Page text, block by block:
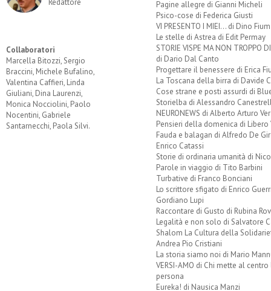
Collaboratori
Marcella Bitozzi, Sergio
Braccini, Michele Bufalino,
Valentina Caffieri, Linda
Giuliani, Dina Laurenzi,
Monica Nocciolini, Paolo
Nocentini, Gabriele
Santarnecchi, Paola Silvi.
Pagine allegre di Gianni Micheli
Psico-cose di Federica Giusti
VI PRESENTO I MIEI... di Dino
Le stelle di Astrea di Edit Permay
STORIE VISPE MA NON TROPPO
di Dario Dal Canto
Progettare il benessere di Erica
La Toscana della birra di Davide
Cose strane e posti assurdi di
Storielba di Alessandro
NEURONEWS di Alberto Arturo
Pensieri della domenica di Libero
Fauda e balagan di Alfredo De
Enrico Catassi
Storie di ordinaria umanità di
Parole in viaggio di Tito Barbini
Turbative di Franco Bonciani
Lo scrittore sfigato di Enrico
Gordiano Lupi
Raccontare di Gusto di Rubina
Legalità e non solo di Salvatore
Shalom La Cultura della
Andrea Pio Cristiani
La storia siamo noi di Mario
VERSI-AMO di Chi mette al centro
persona
Eureka! di Nausica Manzi